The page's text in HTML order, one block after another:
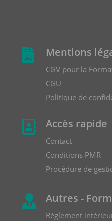
 Mentions
CGV pour la
CGU
Politique de
 Accès rapide
Contact
Conditions PMR
Procédure de
 Autres -
Règlement